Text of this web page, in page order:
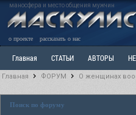
маносфера и место общения мужчин
о проекте рассказать о нас
Главная СТАТЬИ АВТОРЫ
Ветка: Расстаюсь или Развожусь. САНЧАС
РАЗДЕЛ: Разное
Главная ФОРУМ О женщинах
Поиск по форуму